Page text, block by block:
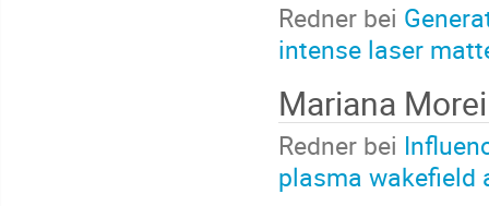
Redner bei
intense laser
Mariana
Redner bei
plasma wakefield